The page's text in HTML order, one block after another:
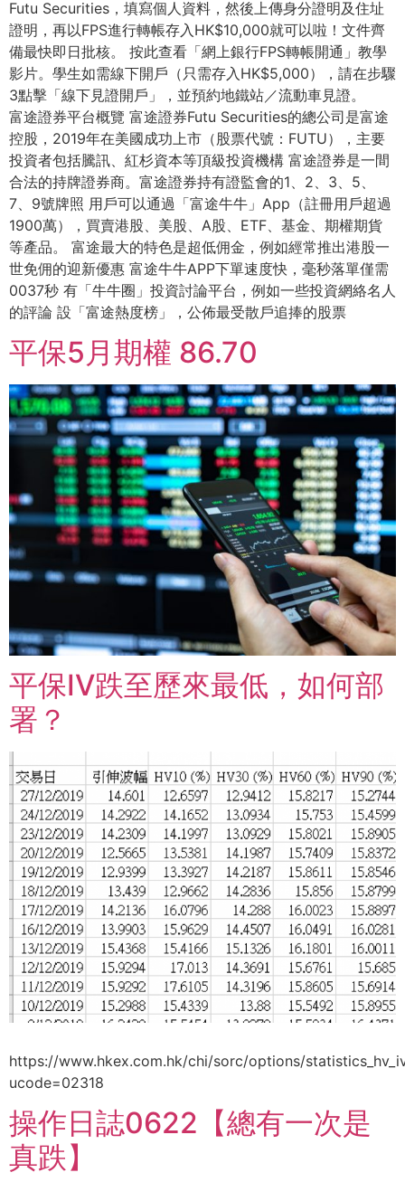
Futu Securities，填寫個人資料，然後上傳身分證明及住址
證明，再以FPS進行轉帳存入HK$10,000就可以啦！文件齊
備最快即日批核。 按此查看「網上銀行FPS轉帳開通」教學
影片。學生如需線下開戶（只需存入HK$5,000），請在步驟
3點擊「線下見證開戶」，並預約地鐵站／流動車見證。
富途證券平台概覽 富途證券Futu Securities的總公司是富途
控股，2019年在美國成功上市（股票代號：FUTU），主要
投資者包括騰訊、紅杉資本等頂級投資機構 富途證券是一間
合法的持牌證券商。富途證券持有證監會的1、2、3、5、
7、9號牌照 用戶可以通過「富途牛牛」App（註冊用戶超過
1900萬），買賣港股、美股、A股、ETF、基金、期權期貨
等產品。 富途最大的特色是超低佣金，例如經常推出港股一
世免佣的迎新優惠 富途牛牛APP下單速度快，毫秒落單僅需
0037秒 有「牛牛圈」投資討論平台，例如一些投資網絡名人
的評論 設「富途熱度榜」，公佈最受散戶追捧的股票
平保5月期權 86.70
平保IV跌至歷來最低，如何部
署？
https://www.hkex.com.hk/chi/sorc/options/
ucode=02318
操作日誌0622【總有一次是
真跌】